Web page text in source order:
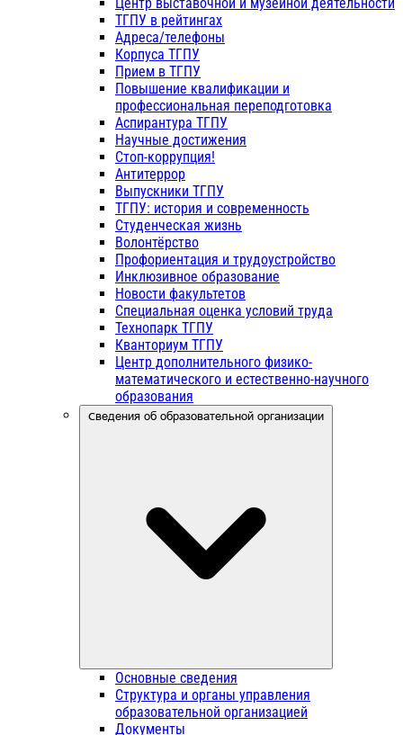
Центр выставочной и музейной деятельности
ТГПУ в рейтингах
Адреса/телефоны
Корпуса ТГПУ
Прием в ТГПУ
Повышение квалификации и
профессиональная переподготовка
Аспирантура ТГПУ
Научные достижения
Стоп-коррупция!
Антитеррор
Выпускники ТГПУ
ТГПУ: история и современность
Студенческая жизнь
Волонтёрство
Профориентация и трудоустройство
Инклюзивное образование
Новости факультетов
Специальная оценка условий труда
Технопарк ТГПУ
Кванториум ТГПУ
Центр дополнительного физико-
математического и естественно-научного
образования
Сведения об образовательной организации
Основные сведения
Структура и органы управления
образовательной организацией
Документы